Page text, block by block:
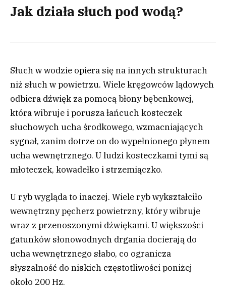
Jak działa słuch pod wodą?
Słuch w wodzie opiera się na innych strukturach
niż słuch w powietrzu. Wiele kręgowców lądowych
odbiera dźwięk za pomocą błony bębenkowej,
która wibruje i porusza łańcuch kosteczek
słuchowych ucha środkowego, wzmacniających
sygnał, zanim dotrze on do wypełnionego płynem
ucha wewnętrznego. U ludzi kosteczkami tymi są
młoteczek, kowadełko i strzemiączko.
U ryb wygląda to inaczej. Wiele ryb wykształciło
wewnętrzny pęcherz powietrzny, który wibruje
wraz z przenoszonymi dźwiękami. U większości
gatunków słonowodnych drgania docierają do
ucha wewnętrznego słabo, co ogranicza
słyszalność do niskich częstotliwości poniżej
około 200 Hz.